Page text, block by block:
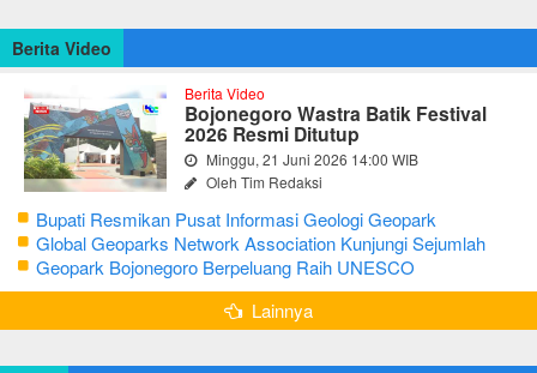
Berita Video
Berita Video
Bojonegoro Wastra Batik Festival
2026 Resmi Ditutup
Minggu, 21 Juni 2026 14:00 WIB
Oleh Tim Redaksi
Bupati Resmikan Pusat Informasi Geologi Geopark
Bojonegoro
Global Geoparks Network Association Kunjungi Sejumlah
Geosite di Bojonegoro
Geopark Bojonegoro Berpeluang Raih UNESCO
Global Geopark
Lainnya